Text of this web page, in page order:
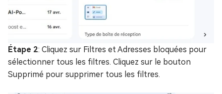
Étape 2: Cliquez sur Filtres et Adresses bloquées pour
sélectionner tous les filtres. Cliquez sur le bouton
Supprimé pour supprimer tous les filtres.